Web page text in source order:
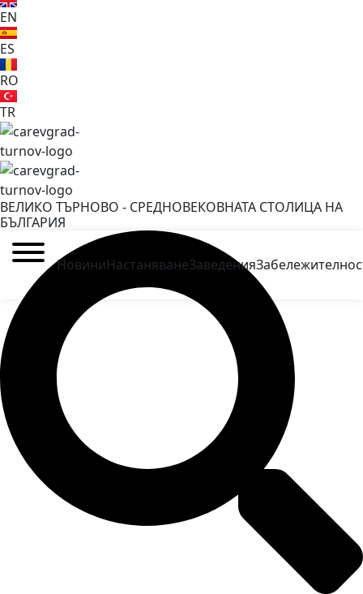
EN
ES
RO
TR
ВЕЛИКО ТЪРНОВО - СРЕДНОВЕКОВНАТА СТОЛИЦА НА
БЪЛГАРИЯ
НовиниНастаняванеЗаведения